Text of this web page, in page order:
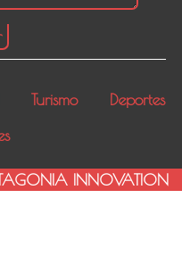
Turismo
Deportes
INNOVATION